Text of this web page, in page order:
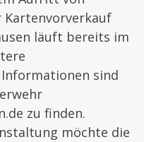
Kartenvorverkauf
läuft bereits im
sind
zu finden.
möchte die